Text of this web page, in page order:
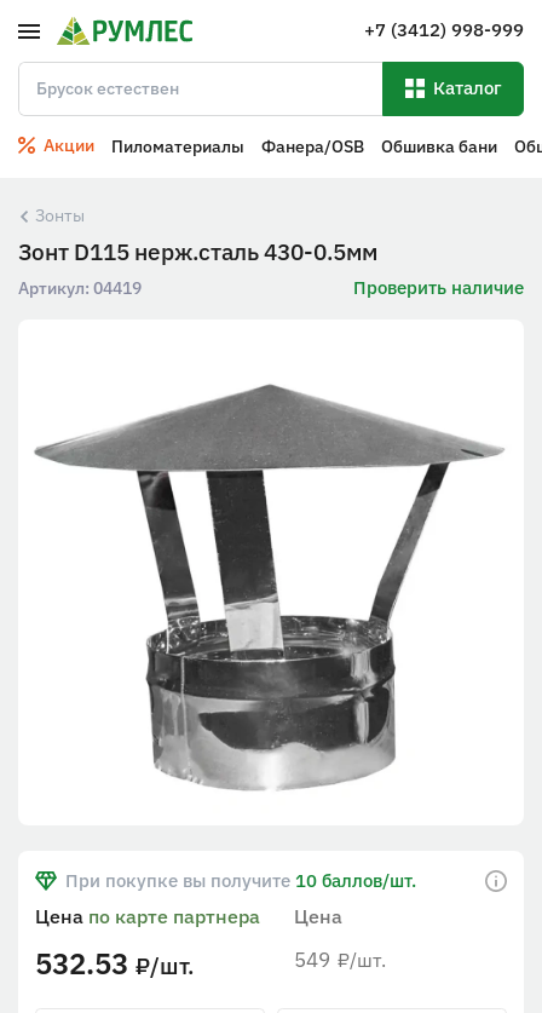
+7 (3412) 998-999
Каталог
Акции Пиломатериалы Фанера/OSB Обшивка бани
Зонты
Зонт D115 нерж.сталь 430-0.5мм
Артикул: 04419 Проверить наличие
При покупке вы получите 10 баллов/шт.
Цена
549 ₽/шт.
Цена по карте партнера
532.53 ₽/шт.